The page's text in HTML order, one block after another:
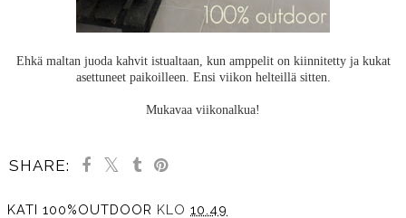
Ehkä maltan juoda kahvit istualtaan, kun amppelit on kiinnitetty ja kukat
asettuneet paikoilleen. Ensi viikon helteillä sitten.
Mukavaa viikonalkua!
SHARE:
KATI 100%OUTDOOR KLO 10.49